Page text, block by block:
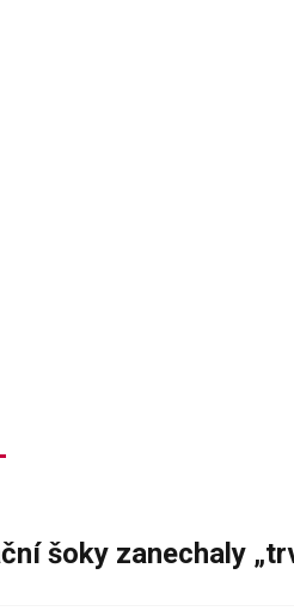
šoky zanechaly